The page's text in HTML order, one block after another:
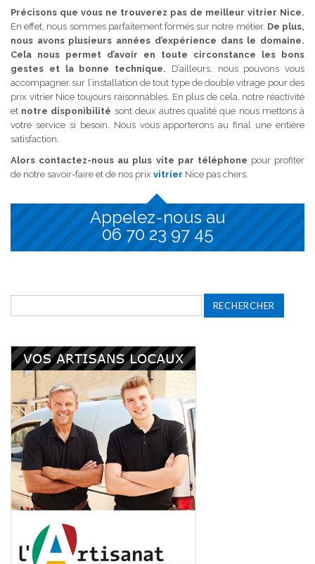
Précisons que vous ne trouverez pas de meilleur vitrier Nice.
En effet, nous sommes parfaitement formés sur notre métier. De plus,
nous avons plusieurs années d’expérience dans le domaine.
Cela nous permet d’avoir en toute circonstance les bons
gestes et la bonne technique. D’ailleurs, nous pouvons vous
accompagner sur l’installation de tout type de double vitrage pour des
prix vitrier Nice toujours raisonnables. En plus de cela, notre réactivité
et notre disponibilité sont deux autres qualité que nous mettons à
votre service si besoin. Nous vous apporterons au final une entière
satisfaction.
Alors contactez-nous au plus vite par téléphone pour profiter
de notre savoir-faire et de nos prix vitrier Nice pas chers.
Appelez-nous au
06 70 23 97 45